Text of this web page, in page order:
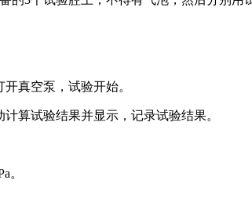
真空泵，试验开始。
算试验结果并显示，记录试验结果。
。